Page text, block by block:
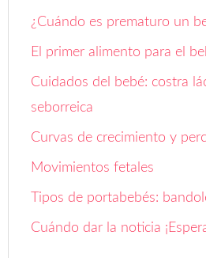
¿Cuándo es prematuro un
El primer alimento para el
Cuidados del bebé: costra
seborreica
Curvas de crecimiento y
Movimientos fetales
Tipos de portabebés:
Cuándo dar la noticia